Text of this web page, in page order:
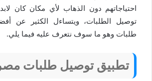
احتياجاتهم دون الذهاب لأي مكان كان
توصيل الطلبات، ويتساءل الكثير عن
طلبات وهو ما سوف نتعرف عليه فيما يلي.
تطبيق توصيل طلبات